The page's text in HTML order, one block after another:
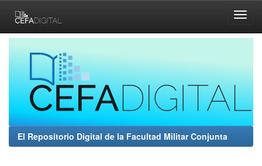
navigation
El Repositorio Digital de la Facultad Militar Conjunta